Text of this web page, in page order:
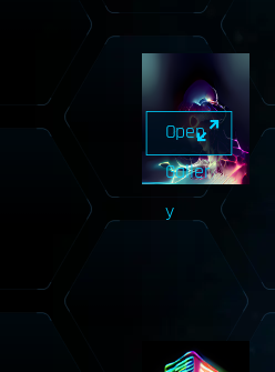
Open
Galler
y